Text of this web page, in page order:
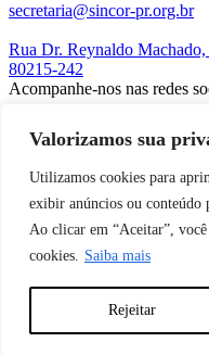
Valorizamos sua
Utilizamos cookies para
exibir anúncios ou conteúdo
Ao clicar em “Aceitar”,
cookies. Saiba mais
Rejeitar
secretaria@sincor-pr.org.br
Rua Dr. Reynaldo
80215-242
Acompanhe-nos nas redes
desenvolvido com por